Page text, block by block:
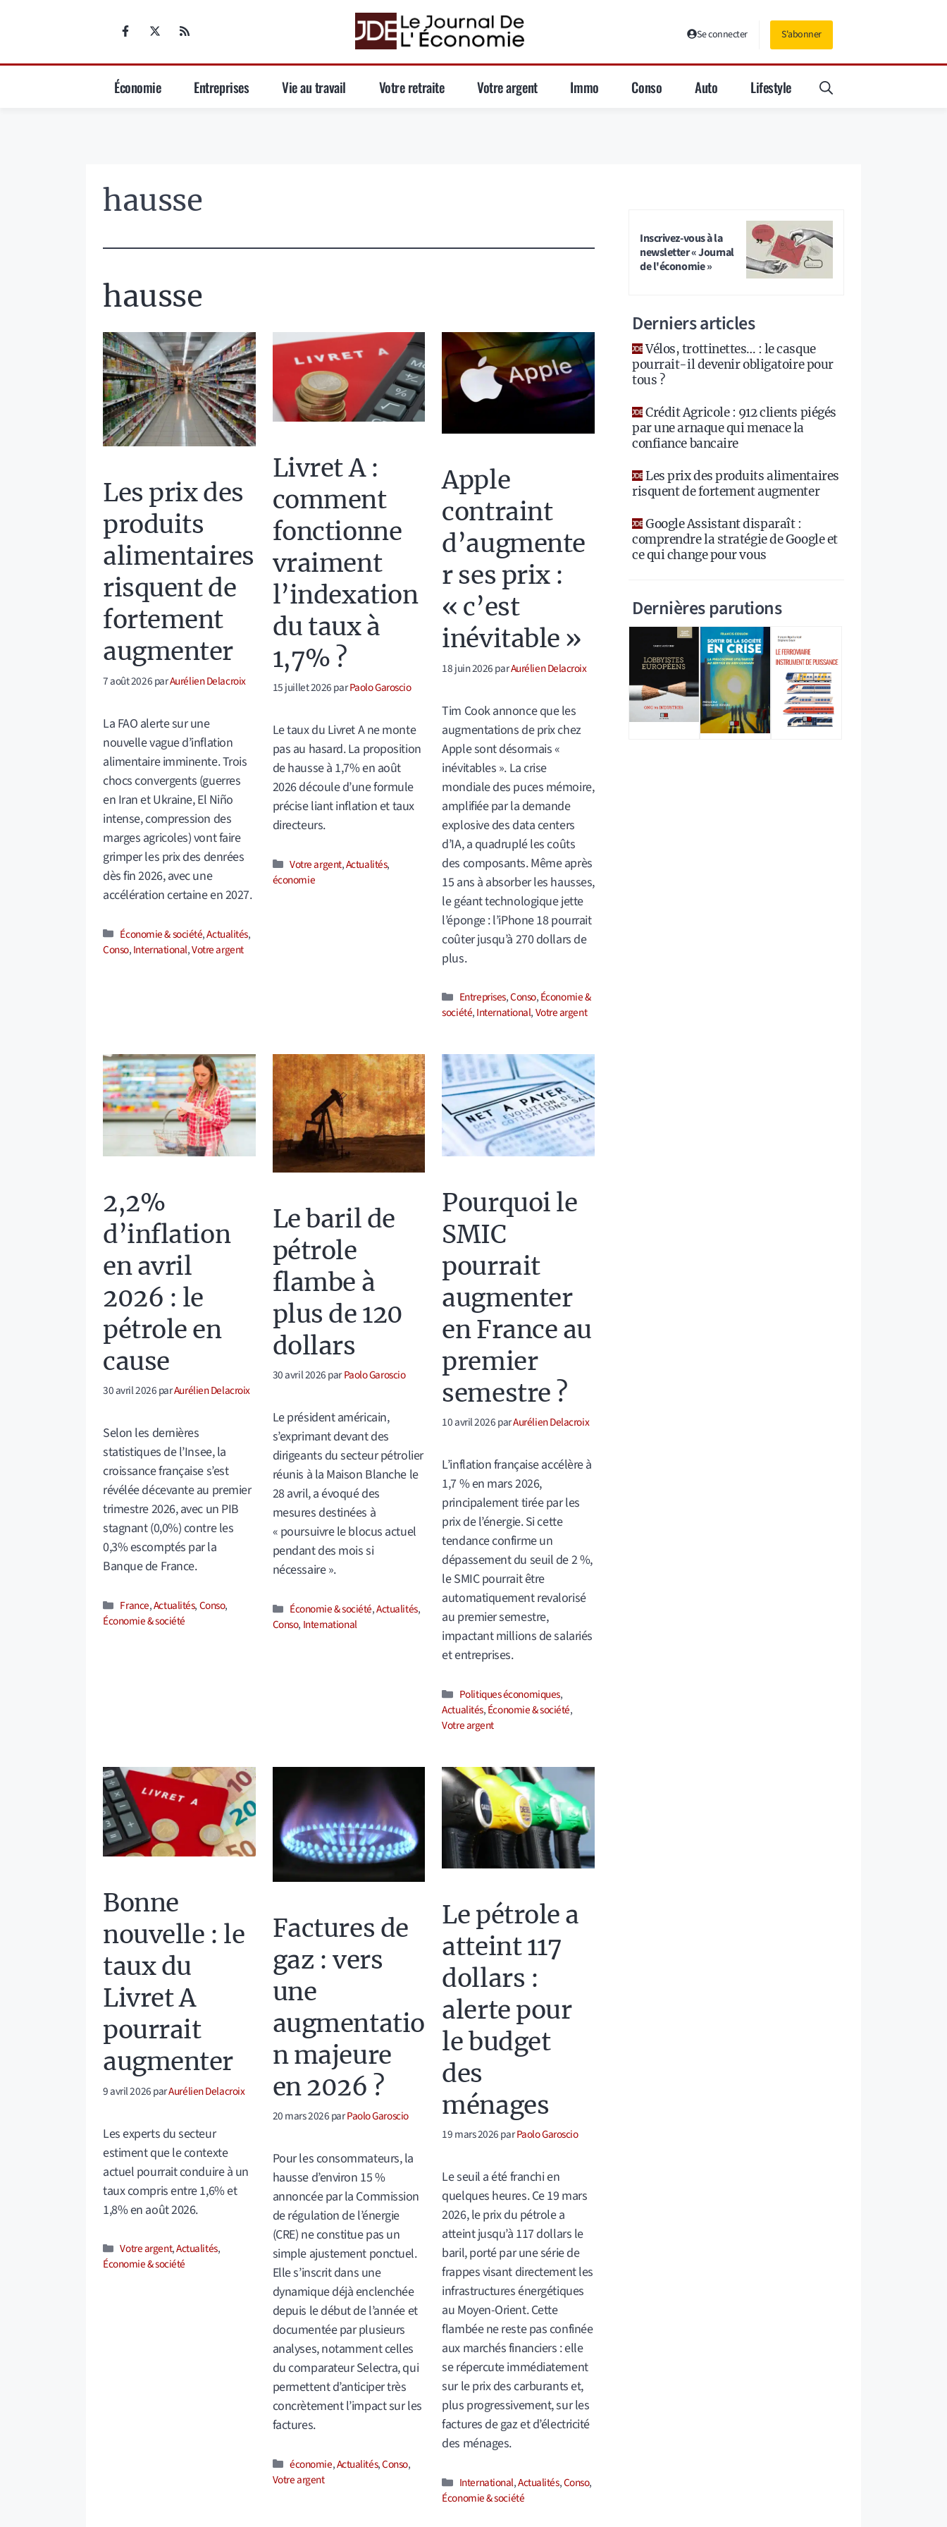
Se connecter S'abonner
Économie Entreprises Vie au travail Votre retraite Votre argent Immo Conso Auto Lifestyle
hausse
hausse
Les prix des
produits
alimentaires
risquent de
fortement
augmenter
7 août 2026parAurélien Delacroix
La FAO alerte sur une
nouvelle vague d’inflation
alimentaire imminente. Trois
chocs convergents (guerres
en Iran et Ukraine, El Niño
intense, compression des
marges agricoles) vont faire
grimper les prix des denrées
dès fin 2026, avec une
accélération certaine en 2027.
Catégories
Économie & société,Actualités,
Conso,International,Votre argent
Livret A :
comment
fonctionne
vraiment
l’indexation
du taux à
1,7% ?
15 juillet 2026parPaolo Garoscio
Le taux du Livret A ne monte
pas au hasard. La proposition
de hausse à 1,7% en août
2026 découle d’une formule
précise liant inflation et taux
directeurs.
Catégories
Votre argent,Actualités,
économie
Apple
contraint
d’augmente
r ses prix :
« c’est
inévitable »
18 juin 2026parAurélien Delacroix
Tim Cook annonce que les
augmentations de prix chez
Apple sont désormais «
inévitables ». La crise
mondiale des puces mémoire,
amplifiée par la demande
explosive des data centers
d’IA, a quadruplé les coûts
des composants. Même après
15 ans à absorber les hausses,
le géant technologique jette
l’éponge : l’iPhone 18 pourrait
coûter jusqu’à 270 dollars de
plus.
Catégories
Entreprises,Conso,Économie &
société,International,Votre argent
2,2%
d’inflation
en avril
2026 : le
pétrole en
cause
30 avril 2026parAurélien Delacroix
Selon les dernières
statistiques de l’Insee, la
croissance française s’est
révélée décevante au premier
trimestre 2026, avec un PIB
stagnant (0,0%) contre les
0,3% escomptés par la
Banque de France.
Catégories
France,Actualités,Conso,
Économie & société
Le baril de
pétrole
flambe à
plus de 120
dollars
30 avril 2026parPaolo Garoscio
Le président américain,
s’exprimant devant des
dirigeants du secteur pétrolier
réunis à la Maison Blanche le
28 avril, a évoqué des
mesures destinées à
« poursuivre le blocus actuel
pendant des mois si
nécessaire ».
Catégories
Économie & société,Actualités,
Conso, International
Pourquoi le
SMIC
pourrait
augmenter
en France au
premier
semestre ?
10 avril 2026parAurélien Delacroix
L’inflation française accélère à
1,7 % en mars 2026,
principalement tirée par les
prix de l’énergie. Si cette
tendance confirme un
dépassement du seuil de 2 %,
le SMIC pourrait être
automatiquement revalorisé
au premier semestre,
impactant millions de salariés
et entreprises.
Catégories
Politiques économiques,
Actualités,Économie & société,
Votre argent
Bonne
nouvelle : le
taux du
Livret A
pourrait
augmenter
9 avril 2026parAurélien Delacroix
Les experts du secteur
estiment que le contexte
actuel pourrait conduire à un
taux compris entre 1,6% et
1,8% en août 2026.
Catégories
Votre argent,Actualités,
Économie & société
Factures de
gaz : vers
une
augmentatio
n majeure
en 2026 ?
20 mars 2026parPaolo Garoscio
Pour les consommateurs, la
hausse d’environ 15 %
annoncée par la Commission
de régulation de l’énergie
(CRE) ne constitue pas un
simple ajustement ponctuel.
Elle s’inscrit dans une
dynamique déjà enclenchée
depuis le début de l’année et
documentée par plusieurs
analyses, notamment celles
du comparateur Selectra, qui
permettent d’anticiper très
concrètement l’impact sur les
factures.
Catégories
économie,Actualités,Conso,
Votre argent
Le pétrole a
atteint 117
dollars :
alerte pour
le budget
des
ménages
19 mars 2026parPaolo Garoscio
Le seuil a été franchi en
quelques heures. Ce 19 mars
2026, le prix du pétrole a
atteint jusqu’à 117 dollars le
baril, porté par une série de
frappes visant directement les
infrastructures énergétiques
au Moyen-Orient. Cette
flambée ne reste pas confinée
aux marchés financiers : elle
se répercute immédiatement
sur le prix des carburants et,
plus progressivement, sur les
factures de gaz et d’électricité
des ménages.
Catégories
International,Actualités,Conso,
Économie & société
Inscrivez-vous à la
newsletter « Journal
de l'économie »
Derniers articles
Vélos, trottinettes… : le casque
pourrait-il devenir obligatoire pour
tous ?
Crédit Agricole : 912 clients piégés
par une arnaque qui menace la
confiance bancaire
Les prix des produits alimentaires
risquent de fortement augmenter
Google Assistant disparaît :
comprendre la stratégie de Google et
ce qui change pour vous
Dernières parutions